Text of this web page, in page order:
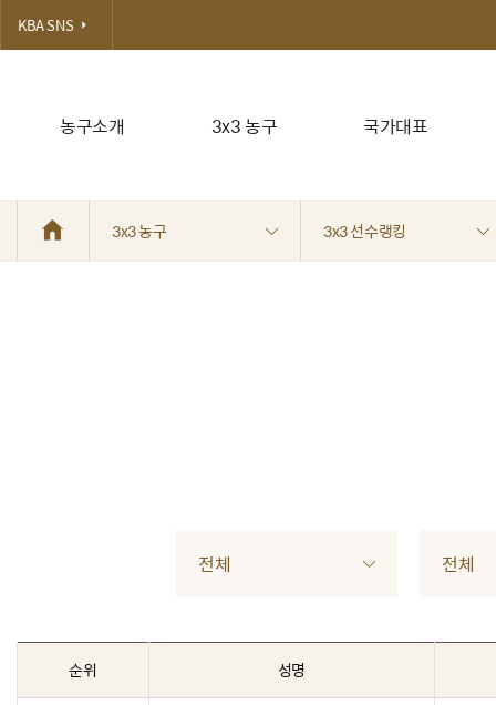
농구소개 3x3 농구 국가대표
KBA SNS
3x3 농구 3x3 선수랭킹
전체 전체
순위 성명